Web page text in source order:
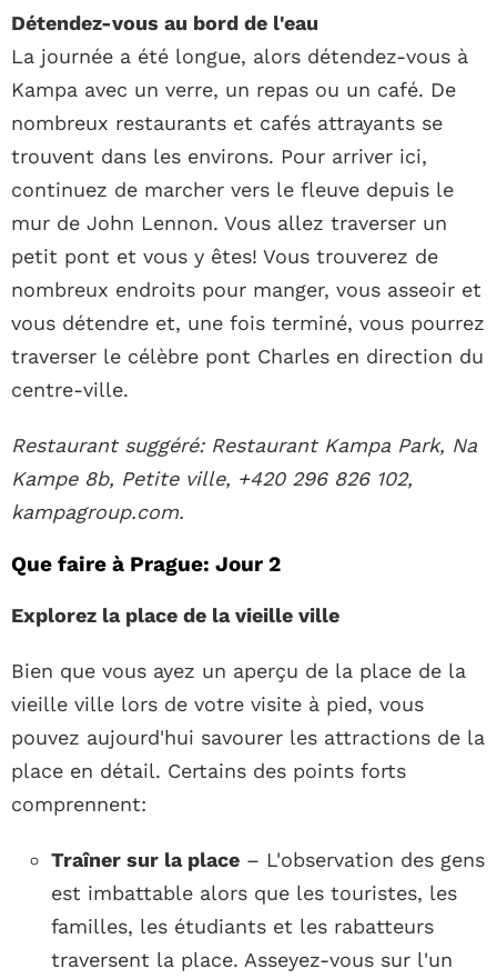
Détendez-vous au bord de l'eau
La journée a été longue, alors détendez-vous à
Kampa avec un verre, un repas ou un café. De
nombreux restaurants et cafés attrayants se
trouvent dans les environs. Pour arriver ici,
continuez de marcher vers le fleuve depuis le
mur de John Lennon. Vous allez traverser un
petit pont et vous y êtes! Vous trouverez de
nombreux endroits pour manger, vous asseoir et
vous détendre et, une fois terminé, vous pourrez
traverser le célèbre pont Charles en direction du
centre-ville.
Restaurant suggéré: Restaurant Kampa Park, Na
Kampe 8b, Petite ville, +420 296 826 102,
kampagroup.com.
Que faire à Prague: Jour 2
Explorez la place de la vieille ville
Bien que vous ayez un aperçu de la place de la
vieille ville lors de votre visite à pied, vous
pouvez aujourd'hui savourer les attractions de la
place en détail. Certains des points forts
comprennent:
Traîner sur la place – L'observation des gens
est imbattable alors que les touristes, les
familles, les étudiants et les rabatteurs
traversent la place. Asseyez-vous sur l'un